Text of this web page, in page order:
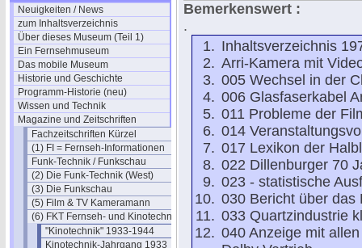
Neuigkeiten / News
zum Inhaltsverzeichnis
Über dieses Museum (Teil 1)
Ein Fernsehmuseum
Das mobile Museum
Historie und Geschichte
Programm-Historie (neu)
Wissen und Technik
Magazine und Zeitschriften
Fachzeitschriften Kürzel
(1) FI = Fernseh-Informationen
Funk-Technik / Funkschau
(2) Die Funk-Technik (West)
(3) Die Funkschau
(5) Film & TV Kameramann
(6) FKT Fernseh- und Kinotechnik
"Kinotechnik" 1933-1944
Kinotechnik-Jahrgang 1933
Bemerkenswert :
.
Inhaltsverzeichnis
Arri-Kamera mit
005 Wechsel in der
006 Glasfaserkabel
011 Probleme der
014
017 Lexikon der
022 Dillenburger 70
023 - statistische
030 Bericht über das
033 Quartzindustrie
040 Anzeige mit